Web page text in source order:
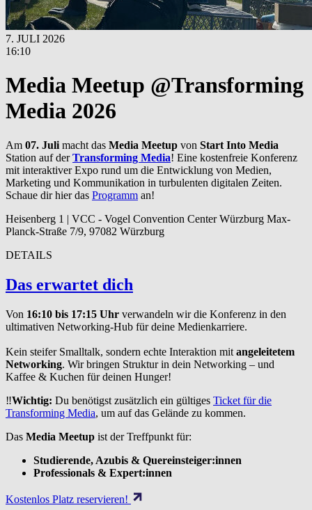
7. JULI 2026
16:10
Media Meetup @Transforming
Media 2026
Am 07. Juli macht das Media Meetup von Start Into Media
Station auf derTransforming Media! Eine kostenfreie Konferenz
mit interaktiver Expo rund um die Entwicklung von Medien,
Marketing und Kommunikation in turbulenten digitalen Zeiten.
Schaue dir hier das Programm an!
Heisenberg 1 | VCC - Vogel Convention Center Würzburg Max-
Planck-Straße 7/9, 97082 Würzburg
DETAILS
Das erwartet dich
Von 16:10 bis 17:15 Uhr verwandeln wir die Konferenz in den
ultimativen Networking-Hub für deine Medienkarriere.
Kein steifer Smalltalk, sondern echte Interaktion mit angeleitetem
Networking. Wir bringen Struktur in dein Networking – und
Kaffee & Kuchen für deinen Hunger!
‼️Wichtig: Du benötigst zusätzlich ein gültiges Ticket für die
Transforming Media, um auf das Gelände zu kommen.
Das Media Meetup ist der Treffpunkt für:
Studierende, Azubis & Quereinsteiger:innen
Professionals & Expert:innen
Kostenlos Platz reservieren!